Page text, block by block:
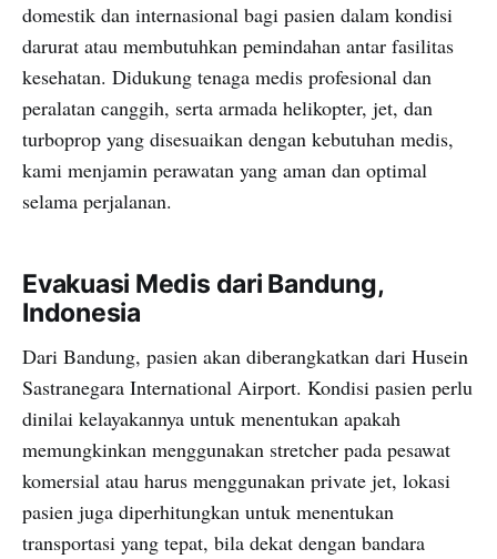
domestik dan internasional bagi pasien dalam kondisi
darurat atau membutuhkan pemindahan antar fasilitas
kesehatan. Didukung tenaga medis profesional dan
peralatan canggih, serta armada helikopter, jet, dan
turboprop yang disesuaikan dengan kebutuhan medis,
kami menjamin perawatan yang aman dan optimal
selama perjalanan.
Evakuasi Medis dari Bandung,
Indonesia
Dari Bandung, pasien akan diberangkatkan dari Husein
Sastranegara International Airport. Kondisi pasien perlu
dinilai kelayakannya untuk menentukan apakah
memungkinkan menggunakan stretcher pada pesawat
komersial atau harus menggunakan private jet, lokasi
pasien juga diperhitungkan untuk menentukan
transportasi yang tepat, bila dekat dengan bandara